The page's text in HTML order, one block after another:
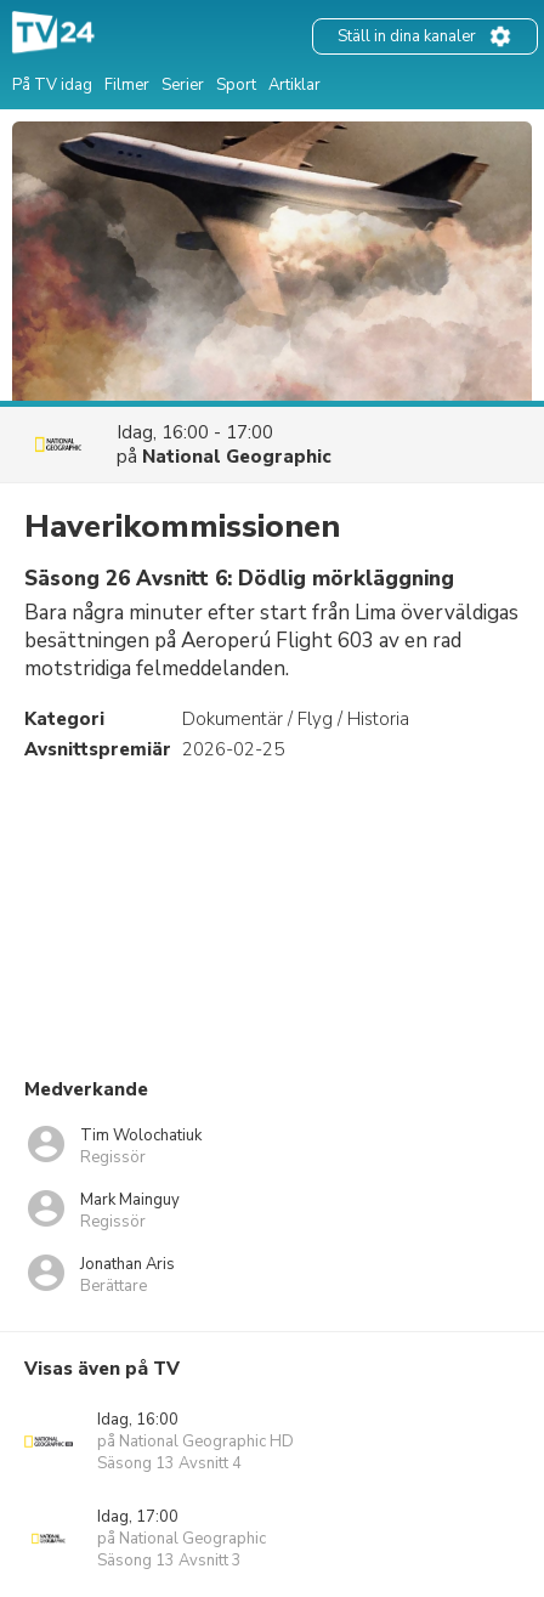
På TV idag Filmer Serier Sport Artiklar
Ställ in dina kanaler
Idag, 16:00 - 17:00
på National Geographic
Haverikommissionen
Säsong 26 Avsnitt 6: Dödlig mörkläggning
Bara några minuter efter start från Lima överväldigas
besättningen på Aeroperú Flight 603 av en rad
motstridiga felmeddelanden.
Kategori
Dokumentär / Flyg / Historia
Avsnittspremiär 2026-02-25
Medverkande
Tim Wolochatiuk
Regissör
Mark Mainguy
Regissör
Jonathan Aris
Berättare
Visas även på TV
Idag, 16:00
på National Geographic HD
Säsong 13 Avsnitt 4
Idag, 17:00
på National Geographic
Säsong 13 Avsnitt 3